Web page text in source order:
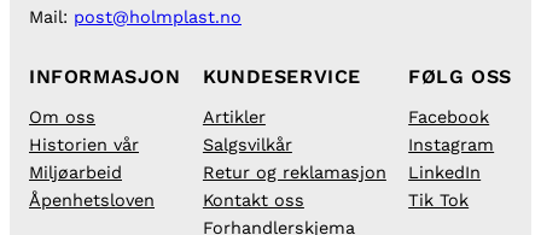
Mail: post@holmplast.no
INFORMASJON
Om oss
Historien vår
Miljøarbeid
Åpenhetsloven
KUNDESERVICE
Artikler
Salgsvilkår
Retur og reklamasjon
Kontakt oss
Forhandlerskjema
FØLG OSS
Facebook
Instagram
LinkedIn
Tik Tok